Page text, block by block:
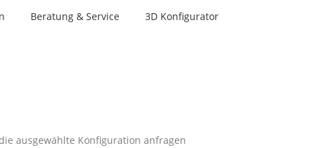
Beratung & Service 3D Konfigurator
ausgewählte Konfiguration anfragen